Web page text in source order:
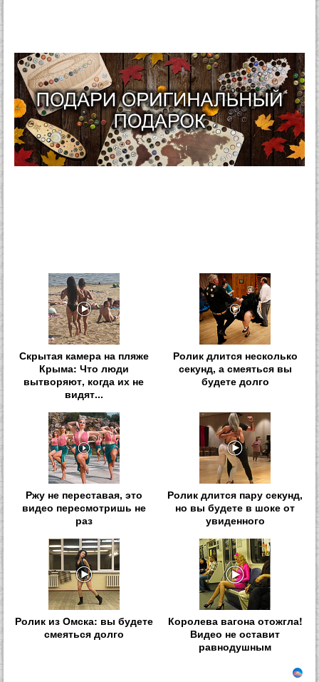
Скрытая камера на пляже
Крыма: Что люди
вытворяют, когда их не
видят...
Ролик длится несколько
секунд, а смеяться вы
будете долго
Ржу не переставая, это
видео пересмотришь не
раз
Ролик длится пару секунд,
но вы будете в шоке от
увиденного
Ролик из Омска: вы будете
смеяться долго
Королева вагона отожгла!
Видео не оставит
равнодушным